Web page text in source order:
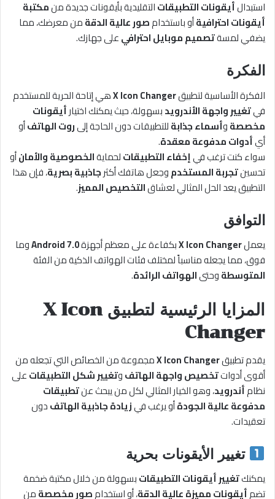
استبدالأيقونات التطبيقاتالتقليدية بأيقونات جديدة منمكتبة
أيقونات احترافيةأو باستخدامصور عالية الدقةمن معرضك، مما
يضفي لمسةتصميم موبايل احترافيعلى جهازك.
الفكرة
الفكرة الأساسية لتطبيقX Icon Changerهي إتاحة الحرية للمستخدم
فيتغيير واجهة الأندرويدبسهولة، حيث يمكنك اختيارأيقونات
مخصصةوأسماء جذابةللتطبيقات دون الحاجة إلىروت الهاتفأو
أيأدوات مدفوعة معقدة.
سواء كنت ترغب فيإخفاء التطبيقاتلحمايةالخصوصية والأمانأو
تحسينتجربة المستخدموجعل هاتفك أكثرجاذبية بصرية، فإن هذا
التطبيق يعد الحل المثالي لعشاقالتخصيص المميز.
التوافق
يعملX Icon Changerبكفاءة على معظم أجهزةAndroid 7.0وما
فوق، مما يجعله مناسباً لمختلف فئات الهواتف الذكية من الفئة
المتوسطةوحتىالهواتف الرائدة.
المزايا الرئيسية لتطبيق X Icon
Changer
يقدم تطبيقX Icon Changerمجموعة من الخصائص التي تجعله من
أقوى أدواتتخصيص واجهة الهاتفوتغيير شكل التطبيقاتعلى
نظامأندرويد، وهو الخيار المثالي لكل من يبحث عنتطبيقات
مدفوعة عالية الجودةأو يرغب فيزيادة جاذبية الهاتفدون
تعقيدات.
تغيير الأيقونات بحرية
يمكنكتغيير أيقونات التطبيقاتبسهولة من خلال مكتبة ضخمة
تضمأيقونات مميزة عالية الدقة، أو استخدامصور مخصصةمن